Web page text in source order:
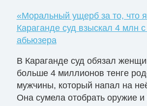
«Моральный ущерб за то, что
Караганде суд взыскал 4 млн
абьюзера
В Караганде суд обязал
больше 4 миллионов тенге
мужчины, который напал на
Она сумела отобрать оружие и